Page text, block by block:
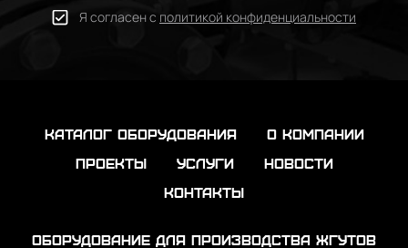
Я согласен с политикой конфиденциальности
каталог оборудования
о компании
проекты
услуги
новости
контакты
Оборудование для производства жгутов